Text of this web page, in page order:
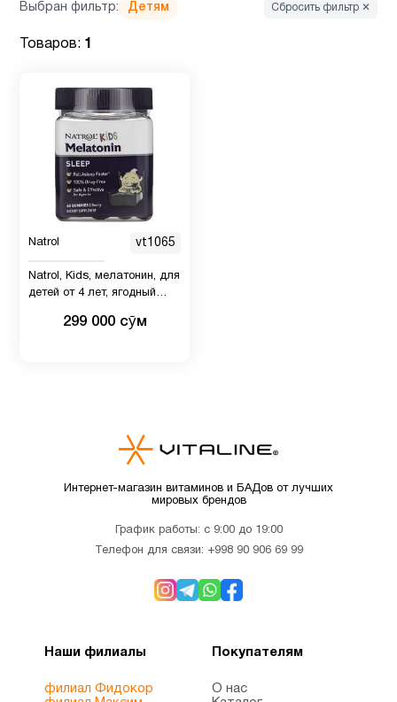
Выбран фильтр: Детям Сбросить фильтр ✕
Товаров: 1
Natrol vt1065
Natrol, Kids, мелатонин, для
детей от 4 лет, ягодный
конфет299 000 сӯм
Интернет-магазин витаминов и БАДов от лучших
мировых брендов
График работы: с 9:00 до 19:00
Телефон для связи: +998 90 906 69 99
Наши филиалы
филиал Фидокор
Покупателям
О нас